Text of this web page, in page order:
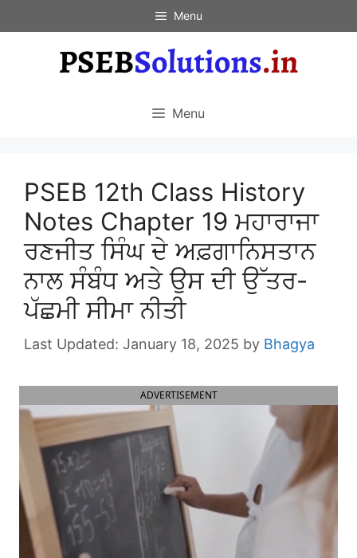
to
Menu
Menu
PSEB 12th Class History
Notes Chapter 19 ਮਹਾਰਾਜਾ
ਰਣਜੀਤ ਸਿੰਘ ਦੇ ਅਫ਼ਗਾਨਿਸਤਾਨ
ਨਾਲ ਸੰਬੰਧ ਅਤੇ ਉਸ ਦੀ ਉੱਤਰ-
ਪੱਛਮੀ ਸੀਮਾ ਨੀਤੀ
January 18, 2025 by Bhagya
ADVERTISEMENT